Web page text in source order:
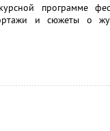
программе
и сюжеты о